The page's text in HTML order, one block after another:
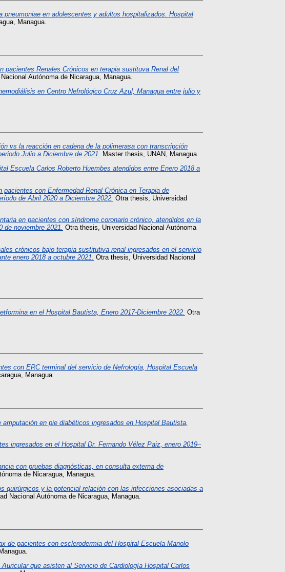
en adolescentes y adultos hospitalizados. Hospital
Managua.
Renales Crónicos en terapia sustituva Renal del
Autónoma de Nicaragua, Managua.
en Centro Nefrológico Cruz Azul, Managua entre julio y
vs la reacción en cadena de la polimerasa con transcripción
Julio a Diciembre de 2021. Master thesis, UNAN, Managua.
Escuela Carlos Roberto Huembes atendidos entre Enero 2018 a
con Enfermedad Renal Crónica en Terapia de
de Abril 2020 a Diciembre 2022. Otra thesis, Universidad
en pacientes con síndrome coronario crónico, atendidos en la
de noviembre 2021. Otra thesis, Universidad Nacional Autónoma
crónicos bajo terapia sustitutiva renal ingresados en el servicio
enero 2018 a octubre 2021. Otra thesis, Universidad Nacional
en el Hospital Bautista, Enero 2017-Diciembre 2022. Otra
con ERC terminal del servicio de Nefrología, Hospital Escuela
Managua.
en pie diabéticos ingresados en Hospital Bautista,
ingresados en el Hospital Dr. Fernando Vélez Paiz, enero 2019–
con pruebas diagnósticas, en consulta externa de
de Nicaragua, Managua.
quirúrgicos y la potencial relación con las infecciones asociadas a
Nacional Autónoma de Nicaragua, Managua.
de pacientes con esclerodermia del Hospital Escuela Manolo
que asisten al Servicio de Cardiología Hospital Carlos